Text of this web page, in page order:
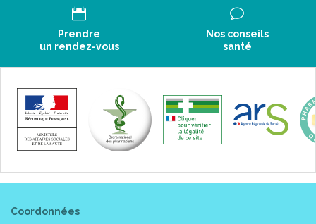
2010 : Soin Lavant Ultra Hydratant Saforelle
2011 : Rap Phyto Gel, Soin Intime Miss Saforelle
2012 : Mucogyne
2013 : Medigyne
2014 : Lubrifiant intime Saforelle, Chronodorm comprimés
2017 : Chronodorm Tisane, Protections Coton Protect
2018 : Culottes absorbantes, Cups
2018 : Chronodorm bi-couche, Acquisition des Laboratoires
Carrare, spécialisés dans les compléments alimentaires
naturels avec probiotiques
Prendre
un rendez-vous
Nos conseils
santé
Coordonnées